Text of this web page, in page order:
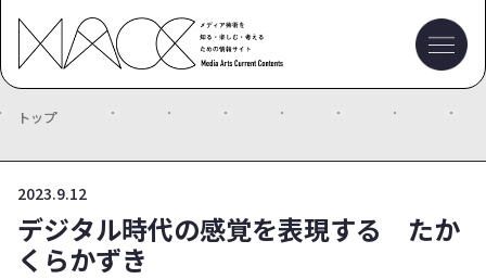
トップ
2023.9.12
デジタル時代の感覚を表現する たか
くらかずき